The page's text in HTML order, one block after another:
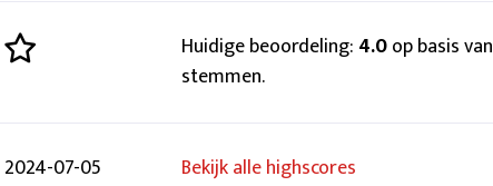
Huidige beoordeling: 4.0op basis
stemmen.
07-05 Bekijk alle highscores